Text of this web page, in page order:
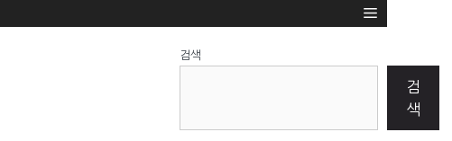
검색
검
색